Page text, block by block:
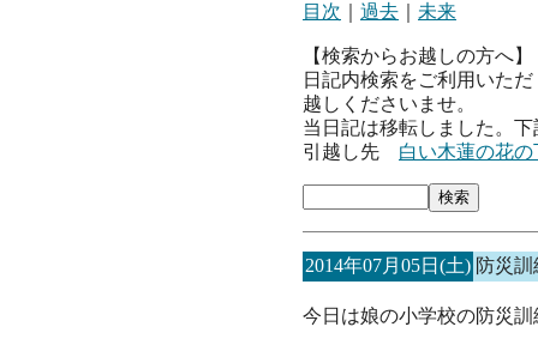
目次 過去 未来
【検索からお越しの方へ】
日記内検索をご利用いた
越しくださいませ。
当日記は移転しました。
引越し先 白い木蓮の花の
2014年07月05日(土) 防災
今日は娘の小学校の防災